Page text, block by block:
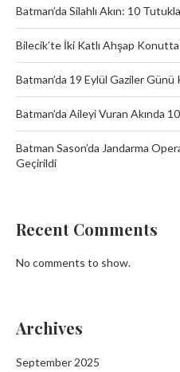
Batman’da Silahlı Akın: 10
Bilecik’te İki Katlı Ahşap Konutta
Batman’da 19 Eylül Gaziler
Batman’da Aileyi Vuran Akında
Batman Sason’da Jandarma
Geçirildi
Recent Comments
No comments to show.
Archives
September 2025